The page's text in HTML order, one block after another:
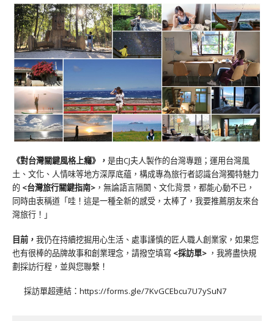
《對台灣關鍵風格上癮》 ， 是由CJ夫人製作的台灣專題；運用台灣風
土、文化、人情味等地方深厚底蘊，構成專為旅行者認識台灣獨特魅力
的 <台灣旅行關鍵指南> ，無論語言隔閡、文化背景，都能心動不已，
同時由衷稱道「哇！這是一種全新的感受，太棒了，我要推薦朋友來台
灣旅行！」
目前， 我仍在持續挖掘用心生活、處事謹慎的匠人職人創業家，如果您
也有很棒的品牌故事和創業理念，請撥空填寫 <採訪單> ，我將盡快規
劃採訪行程，並與您聯繫！
採訪單超連結： https://forms.gle/7KvGCEbcu7U7ySuN7